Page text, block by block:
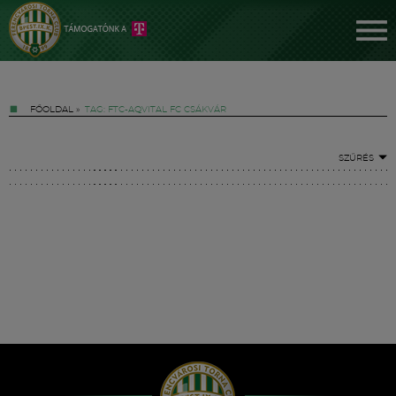
FŐOLDAL » TAG: FTC-AQVITAL FC CSÁKVÁR
SZŰRÉS
Hírek